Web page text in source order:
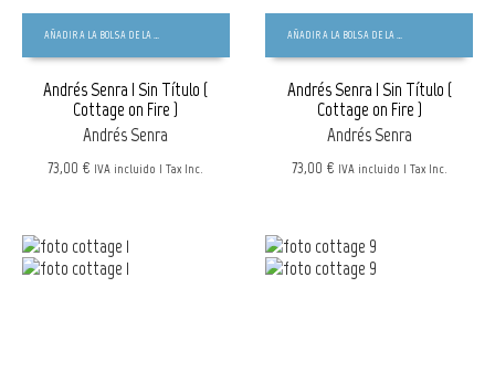
AÑADIR A LA BOLSA DE LA COMPRA
Andrés Senra | Sin Título (
Cottage on Fire )
Andrés Senra
73,00 € IVA incluido | Tax Inc.
AÑADIR A LA BOLSA DE LA COMPRA
Andrés Senra | Sin Título (
Cottage on Fire )
Andrés Senra
73,00 € IVA incluido | Tax Inc.